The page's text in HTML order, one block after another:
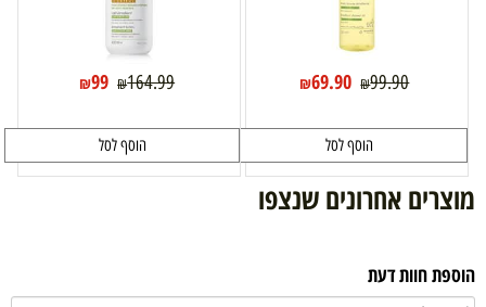
₪99.90
₪69.90
הוסף לסל
₪164.99
₪99
הוסף לסל
מוצרים אחרונים שנצפו
הוספת חוות דעת